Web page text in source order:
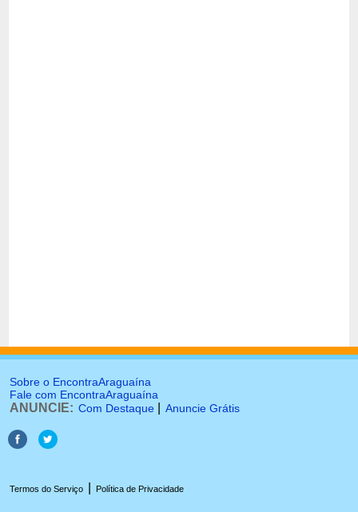
Sobre o EncontraAraguaína
Fale com EncontraAraguaína
ANUNCIE: Com Destaque Anuncie Grátis
Termos do Serviço Política de Privacidade